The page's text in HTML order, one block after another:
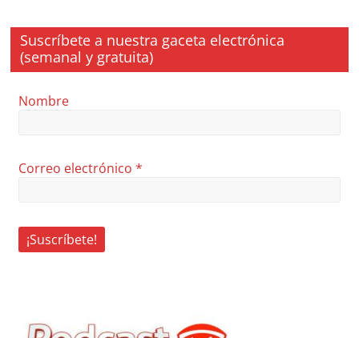
Suscríbete a nuestra gaceta electrónica
(semanal y gratuita)
Nombre
Correo electrónico*